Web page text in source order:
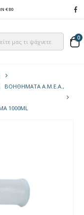
€80
0
ΒΟΗΘΉΜΑΤΑ Α.Μ.Ε.Α.,
1000ML